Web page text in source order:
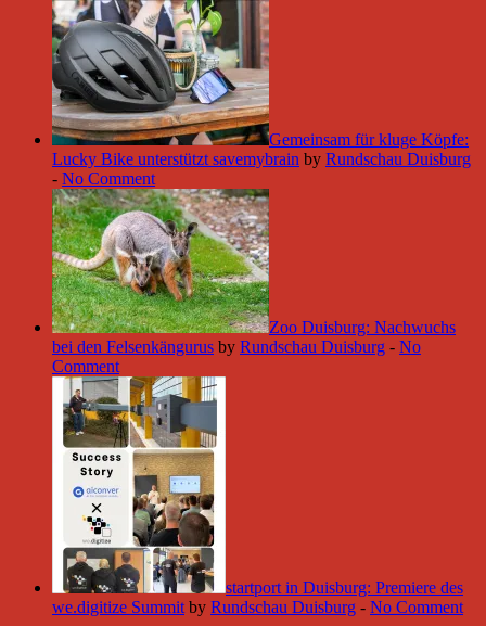
Gemeinsam für kluge Köpfe:
Lucky Bike unterstützt savemybrain by Rundschau Duisburg
- No Comment
Zoo Duisburg: Nachwuchs
bei den Felsenkängurus by Rundschau Duisburg - No
Comment
startport in Duisburg: Premiere des
we.digitize Summit by Rundschau Duisburg - No Comment